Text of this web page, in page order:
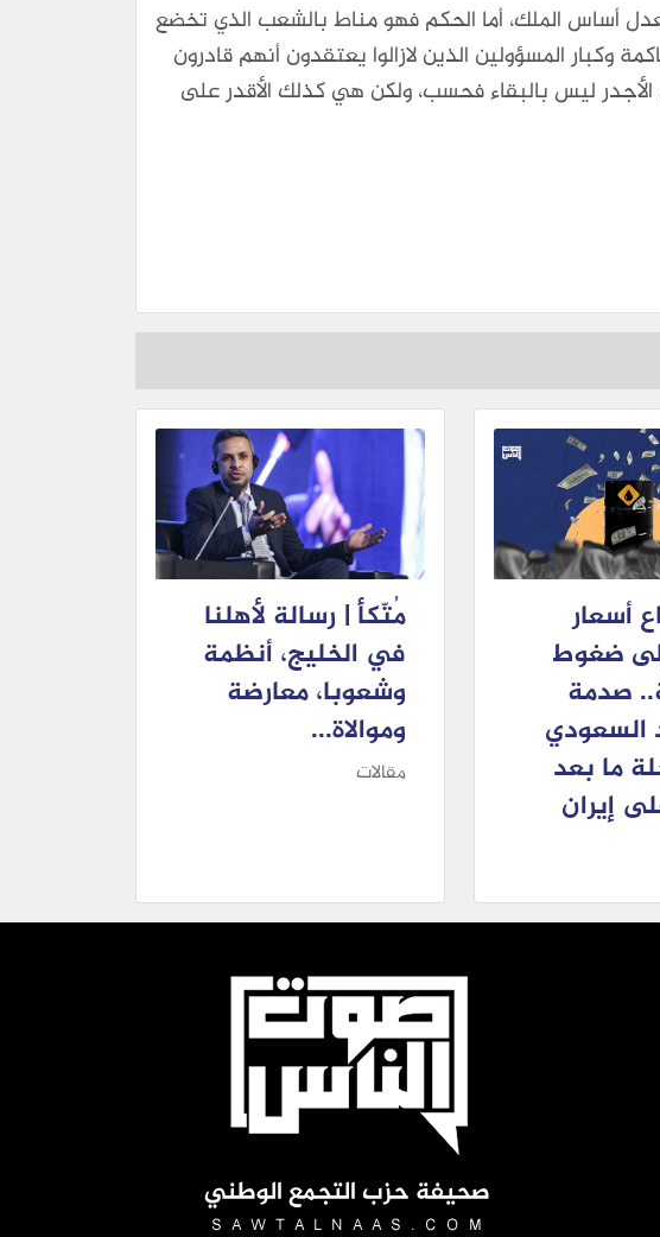
أساس الملك، أما الحكم فهو مناط بالشعب الذي تخضع
وكبار المسؤولين الذين لازالوا يعتقدون أنهم قادرون
الأجدر ليس بالبقاء فحسب، ولكن هي كذلك الأقدر على
أسعار
ضغوط
صدمة
السعودي
ما بعد
إيران
مُتّكأ | رسالة لأهلنا
في الخليج، أنظمة
وشعوبا، معارضة
وموالاة...
مقالات